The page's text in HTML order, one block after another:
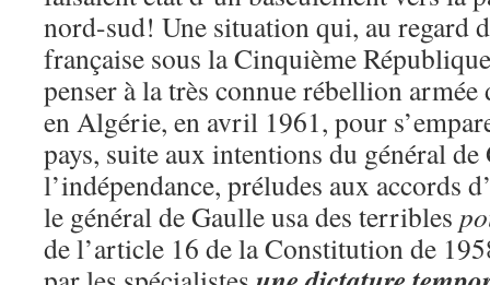
nord-sud! Une situation qui, au regard
française sous la Cinquième
penser à la très connue rébellion armée
en Algérie, en avril 1961, pour
pays, suite aux intentions du général
l’indépendance, préludes aux accords
le général de Gaulle usa des terribles
de l’article 16 de la Constitution de